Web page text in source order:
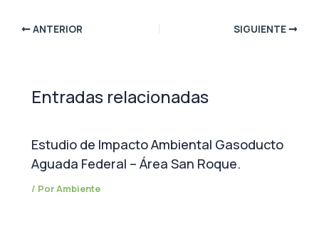
ANTERIOR SIGUIENTE
Entradas relacionadas
Estudio de Impacto Ambiental Gasoducto
Aguada Federal – Área San Roque.
/ PorAmbiente